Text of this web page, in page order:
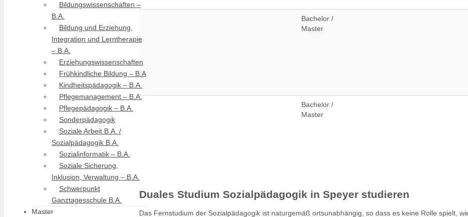
Bachelor /
Master
Bachelor /
Master
Duales Studium Sozialpädagogik in Speyer studieren
Das Fernstudium der Sozialpädagogik ist naturgemäß ortsunabhängig, so dass es keine Rolle spielt,
Bildungswissenschaften –
B.A.
Bildung und Erziehung,
Integration und Lerntherapie
– B.A.
Erziehungswissenschaften
Frühkindliche Bildung – B.A
Kindheitspädagogik – B.A.
Pflegemanagement – B.A.
Pflegepädagogik – B.A.
Sonderpädagogik
Soziale Arbeit B.A. /
Sozialpädagogik B.A.
Sozialinformatik – B.A.
Soziale Sicherung,
Inklusion, Verwaltung – B.A.
Schwerpunkt
Ganztagesschule B.A.
Master